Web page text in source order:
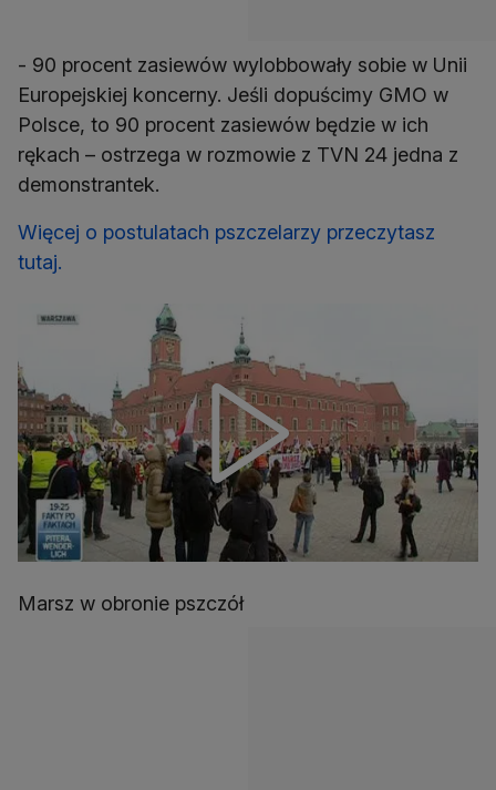
- 90 procent zasiewów wylobbowały sobie w Unii
Europejskiej koncerny. Jeśli dopuścimy GMO w
Polsce, to 90 procent zasiewów będzie w ich
rękach – ostrzega w rozmowie z TVN 24 jedna z
demonstrantek.
Więcej o postulatach pszczelarzy przeczytasz
tutaj.
Marsz w obronie pszczół